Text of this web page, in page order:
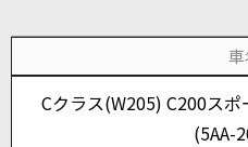
Cクラス(W205) C200ス
(5AA-